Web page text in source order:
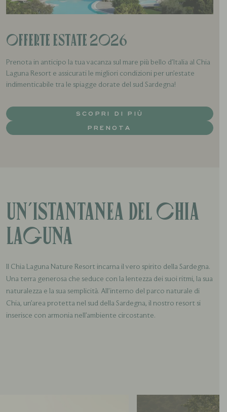
Offerte Estate 2026
Prenota in anticipo la tua vacanza sul mare più bello d'Italia al Chia
Laguna Resort e assicurati le migliori condizioni per un’estate
indimenticabile tra le spiagge dorate del sud Sardegna!
SCOPRI DI PIÙ
PRENOTA
Un’istantanea del Chia
Laguna
Il Chia Laguna Nature Resort incarna il vero spirito della Sardegna.
Una terra generosa che seduce con la lentezza dei suoi ritmi, la sua
naturalezza e la sua semplicità. All’interno del parco naturale di
Chia, un’area protetta nel sud della Sardegna, il nostro resort si
inserisce con armonia nell’ambiente circostante.